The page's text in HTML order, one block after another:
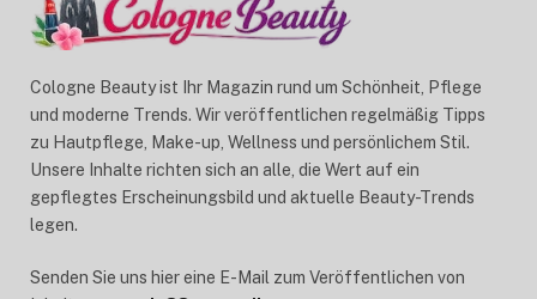
Cologne Beauty ist Ihr Magazin rund um Schönheit, Pflege
und moderne Trends. Wir veröffentlichen regelmäßig Tipps
zu Hautpflege, Make-up, Wellness und persönlichem Stil.
Unsere Inhalte richten sich an alle, die Wert auf ein
gepflegtes Erscheinungsbild und aktuelle Beauty-Trends
legen.
Senden Sie uns hier eine E-Mail zum Veröffentlichen von